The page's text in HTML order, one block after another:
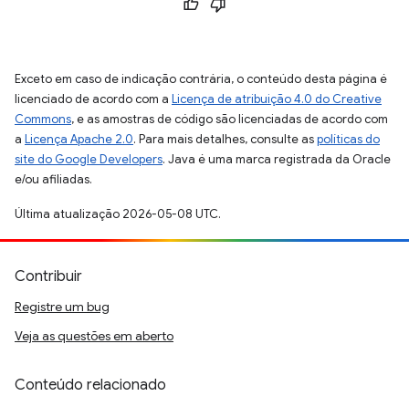
Exceto em caso de indicação contrária, o conteúdo desta página é
licenciado de acordo com a Licença de atribuição 4.0 do Creative
Commons, e as amostras de código são licenciadas de acordo com
a Licença Apache 2.0. Para mais detalhes, consulte aspolíticas do
site do Google Developers. Java é uma marca registrada da Oracle
e/ou afiliadas.
Última atualização 2026-05-08 UTC.
Contribuir
Registre um bug
Veja as questões em aberto
Conteúdo relacionado